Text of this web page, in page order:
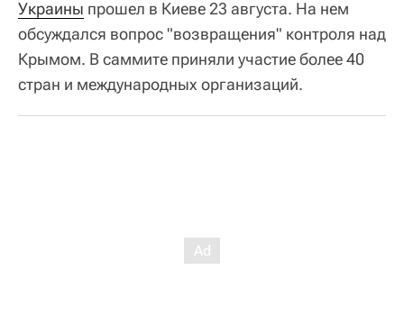
Украины прошел в Киеве 23 августа. На нем
обсуждался вопрос "возвращения" контроля над
Крымом. В саммите приняли участие более 40
стран и международных организаций.